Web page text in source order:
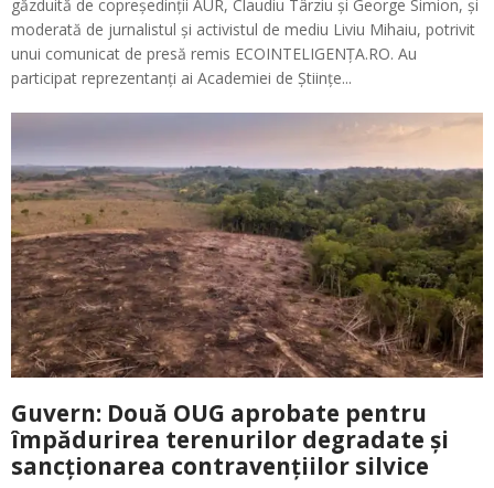
găzduită de copreședinții AUR, Claudiu Târziu și George Simion, și
moderată de jurnalistul și activistul de mediu Liviu Mihaiu, potrivit
unui comunicat de presă remis ECOINTELIGENȚA.RO. Au
participat reprezentanți ai Academiei de Științe...
Guvern: Două OUG aprobate pentru
împădurirea terenurilor degradate și
sancționarea contravențiilor silvice